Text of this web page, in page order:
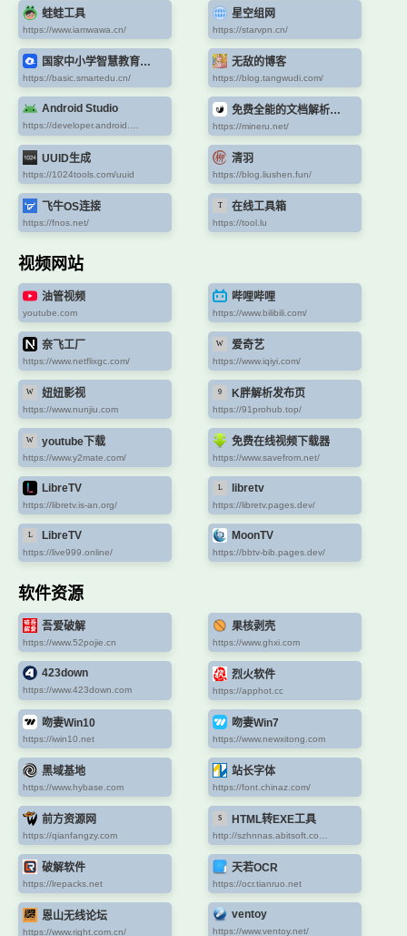
蛙蛙工具
https://www.iamwawa.cn/
星空组网
https://starvpn.cn/
国家中小学智慧教育平台
https://basic.smartedu.cn/
无敌的博客
https://blog.tangwudi.com/
Android Studio 免费全能的文档解析神器
https://mineru.net/
UUID生成
https://1024tools.com/uuid
清羽
https://blog.liushen.fun/
飞牛OS连接
https://fnos.net/
在线工具箱
https://tool.lu
视频网站
油管视频
youtube.com
哔哩哔哩
https://www.bilibili.com/
奈飞工厂
https://www.netflixgc.com/
爱奇艺
https://www.iqiyi.com/
妞妞影视
https://www.nunjiu.com
K胖解析发布页
https://91prohub.top/
youtube下载
https://www.y2mate.com/
免费在线视频下载器
https://www.savefrom.net/
LibreTV
https://libretv.is-an.org/
libretv
https://libretv.pages.dev/
LibreTV
https://live999.online/
MoonTV
https://bbtv-bib.pages.dev/
软件资源
吾爱破解
https://www.52pojie.cn
果核剥壳
https://www.ghxi.com
423down
https://www.423down.com
烈火软件
https://apphot.cc
吻妻Win10
https://iwin10.net
吻妻Win7
https://www.newxitong.com
黑域基地
https://www.hybase.com
站长字体
https://font.chinaz.com/
前方资源网
https://qianfangzy.com
HTML转EXE工具
破解软件
https://lrepacks.net
天若OCR
https://ocr.tianruo.net
恩山无线论坛
https://www.right.com.cn/
ventoy
https://www.ventoy.net/